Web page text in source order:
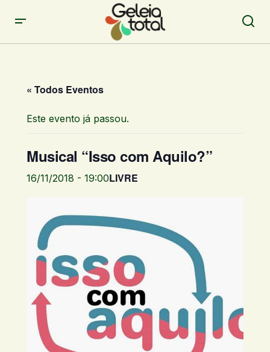
« Todos Eventos
Este evento já passou.
Musical “Isso com Aquilo?”
16/11/2018 - 19:00LIVRE